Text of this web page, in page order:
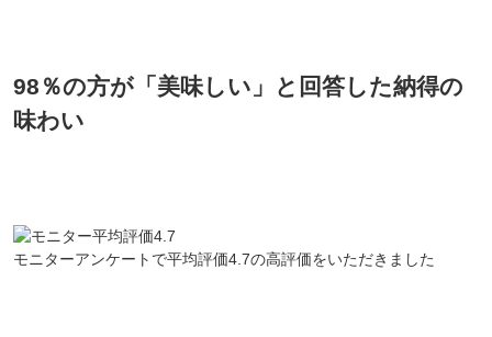
98％の方が「美味しい」と回答した納得の
味わい
モニターアンケートで平均評価4.7の高評価をいただきました